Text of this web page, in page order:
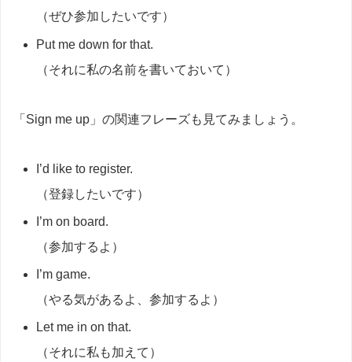
（ぜひ参加したいです）
Put me down for that.
（それに私の名前を書いておいて）
「Sign me up」の関連フレーズも見てみましょう。
I’d like to register.
（登録したいです）
I’m on board.
（参加するよ）
I’m game.
（やる気があるよ、参加するよ）
Let me in on that.
（それに私も加えて）